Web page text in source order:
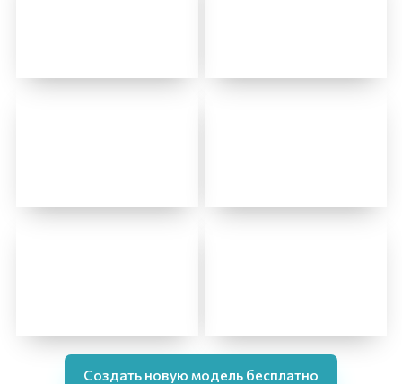
Создать новую модель бесплатно